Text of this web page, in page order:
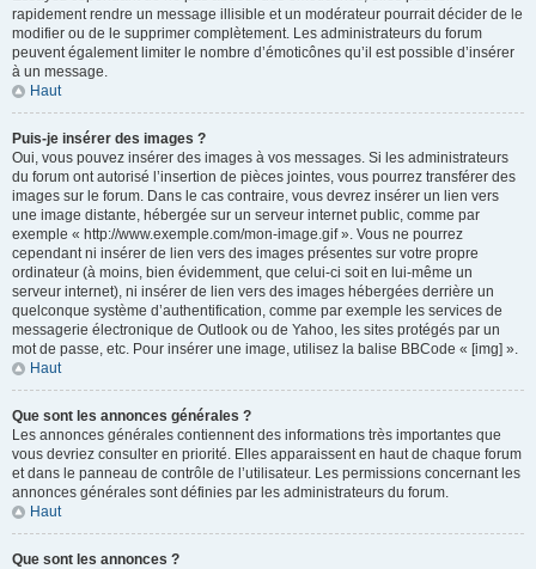
rapidement rendre un message illisible et un modérateur pourrait décider de le
modifier ou de le supprimer complètement. Les administrateurs du forum
peuvent également limiter le nombre d’émoticônes qu’il est possible d’insérer
à un message.
Haut
Puis-je insérer des images ?
Oui, vous pouvez insérer des images à vos messages. Si les administrateurs
du forum ont autorisé l’insertion de pièces jointes, vous pourrez transférer des
images sur le forum. Dans le cas contraire, vous devrez insérer un lien vers
une image distante, hébergée sur un serveur internet public, comme par
exemple « http://www.exemple.com/mon-image.gif ». Vous ne pourrez
cependant ni insérer de lien vers des images présentes sur votre propre
ordinateur (à moins, bien évidemment, que celui-ci soit en lui-même un
serveur internet), ni insérer de lien vers des images hébergées derrière un
quelconque système d’authentification, comme par exemple les services de
messagerie électronique de Outlook ou de Yahoo, les sites protégés par un
mot de passe, etc. Pour insérer une image, utilisez la balise BBCode « [img] ».
Haut
Que sont les annonces générales ?
Les annonces générales contiennent des informations très importantes que
vous devriez consulter en priorité. Elles apparaissent en haut de chaque forum
et dans le panneau de contrôle de l’utilisateur. Les permissions concernant les
annonces générales sont définies par les administrateurs du forum.
Haut
Que sont les annonces ?